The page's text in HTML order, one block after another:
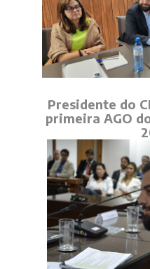
Presidente do
primeira AGO